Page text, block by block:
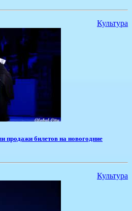
Культура
продажи билетов на новогодние
Культура